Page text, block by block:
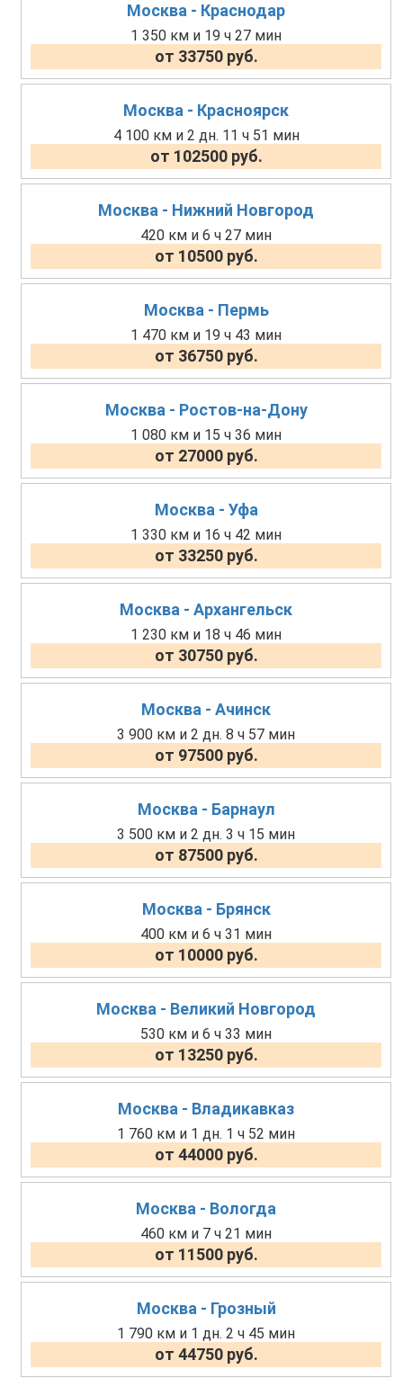
Москва - Краснодар
1 350 км и 19 ч 27 мин
от 33750 руб.
Москва - Красноярск
4 100 км и 2 дн. 11 ч 51 мин
от 102500 руб.
Москва - Нижний Новгород
420 км и 6 ч 27 мин
от 10500 руб.
Москва - Пермь
1 470 км и 19 ч 43 мин
от 36750 руб.
Москва - Ростов-на-Дону
1 080 км и 15 ч 36 мин
от 27000 руб.
Москва - Уфа
1 330 км и 16 ч 42 мин
от 33250 руб.
Москва - Архангельск
1 230 км и 18 ч 46 мин
от 30750 руб.
Москва - Ачинск
3 900 км и 2 дн. 8 ч 57 мин
от 97500 руб.
Москва - Барнаул
3 500 км и 2 дн. 3 ч 15 мин
от 87500 руб.
Москва - Брянск
400 км и 6 ч 31 мин
от 10000 руб.
Москва - Великий Новгород
530 км и 6 ч 33 мин
от 13250 руб.
Москва - Владикавказ
1 760 км и 1 дн. 1 ч 52 мин
от 44000 руб.
Москва - Вологда
460 км и 7 ч 21 мин
от 11500 руб.
Москва - Грозный
1 790 км и 1 дн. 2 ч 45 мин
от 44750 руб.